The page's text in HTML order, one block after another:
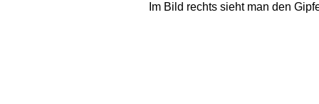
Im Bild rechts sieht man den